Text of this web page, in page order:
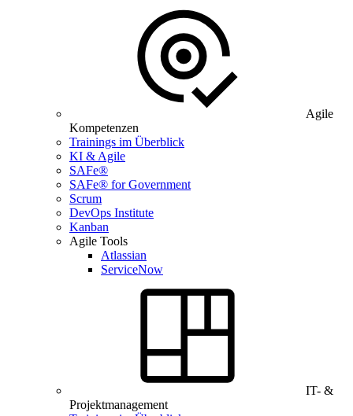
Agile
Kompetenzen
Trainings im Überblick
KI & Agile
SAFe®
SAFe® for Government
Scrum
DevOps Institute
Kanban
Agile Tools
Atlassian
ServiceNow
IT- &
Projektmanagement